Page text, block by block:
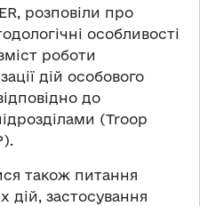
розповіли про
особливості
роботи
дій особового
до
(Troop
також питання
дій, застосування